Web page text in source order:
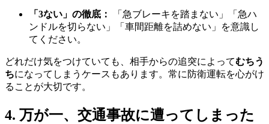
「3ない」の徹底：
「急ブレーキを踏まない」「急ハ
ンドルを切らない」「車間距離を詰めない」を意識し
てください。
どれだけ気をつけていても、相手からの追突によってむちう
ちになってしまうケースもあります。常に防衛運転を心がけ
ることが大切です。
4. 万が一、交通事故に遭ってしまった